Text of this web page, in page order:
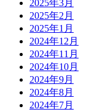
2025年3月
2025年2月
2025年1月
2024年12月
2024年11月
2024年10月
2024年9月
2024年8月
2024年7月